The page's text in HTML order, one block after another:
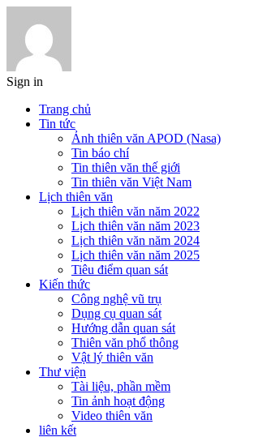
Sign in
Trang chủ
Tin tức
Ảnh thiên văn APOD (Nasa)
Tin báo chí
Tin thiên văn thế giới
Tin thiên văn Việt Nam
Lịch thiên văn
Lịch thiên văn năm 2022
Lịch thiên văn năm 2023
Lịch thiên văn năm 2024
Lịch thiên văn năm 2025
Tiêu điểm quan sát
Kiến thức
Công nghệ vũ trụ
Dụng cụ quan sát
Hướng dẫn quan sát
Thiên văn phổ thông
Vật lý thiên văn
Thư viện
Tài liệu, phần mềm
Tin ảnh hoạt động
Video thiên văn
liên kết